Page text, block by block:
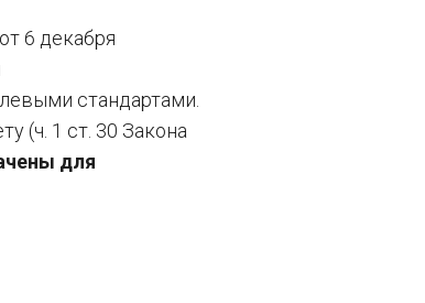
6 декабря
стандартами.
(ч. 1 ст. 30 Закона
для